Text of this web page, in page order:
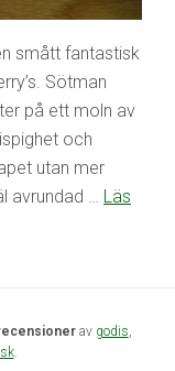
smått fantastisk
Sötman
på ett moln av
och
utan mer
avrundad … Läs
av godis,
.